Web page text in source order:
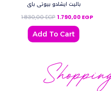
باليت ايشادو بيوتي باي
1.830,00EGP 1.790,00 EGP
Add To Cart